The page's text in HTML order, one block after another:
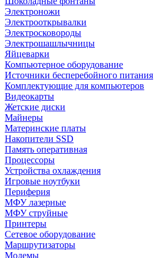
Электроножи
Электрооткрывалки
Электросковороды
Электрошашлычницы
Яйцеварки
Компьютерное оборудование
Источники бесперебойного питания
Комплектующие для компьютеров
Видеокарты
Жетские диски
Майнеры
Материнские платы
Накопители SSD
Память оперативная
Процессоры
Устройства охлаждения
Игровые ноутбуки
Периферия
МФУ лазерные
МФУ струйные
Принтеры
Сетевое оборудование
Маршрутизаторы
Модемы